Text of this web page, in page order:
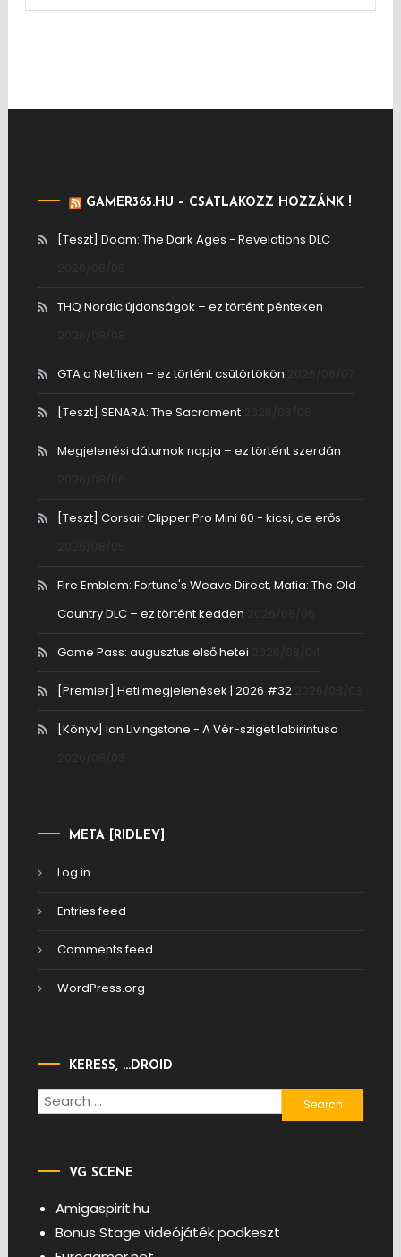
GAMER365.HU – CSATLAKOZZ HOZZÁNK !
[Teszt] Doom: The Dark Ages - Revelations DLC
THQ Nordic újdonságok – ez történt pénteken
GTA a Netflixen – ez történt csütörtökön
[Teszt] SENARA: The Sacrament
Megjelenési dátumok napja – ez történt szerdán
[Teszt] Corsair Clipper Pro Mini 60 - kicsi, de erős
Fire Emblem: Fortune's Weave Direct, Mafia: The Old
Country DLC – ez történt kedden
Game Pass: augusztus első hetei
[Premier] Heti megjelenések | 2026 #32
[Könyv] Ian Livingstone - A Vér-sziget labirintusa
META [RIDLEY]
Log in
Entries feed
Comments feed
WordPress.org
KERESS, …DROID
Search
for:
VG SCENE
Amigaspirit.hu
Bonus Stage videójáték podkeszt